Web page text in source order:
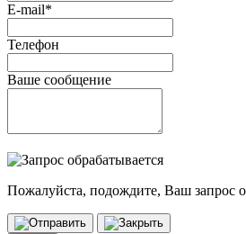
E-mail*
Телефон
Ваше сообщение
Пожалуйста, подождите, Ваш запрос